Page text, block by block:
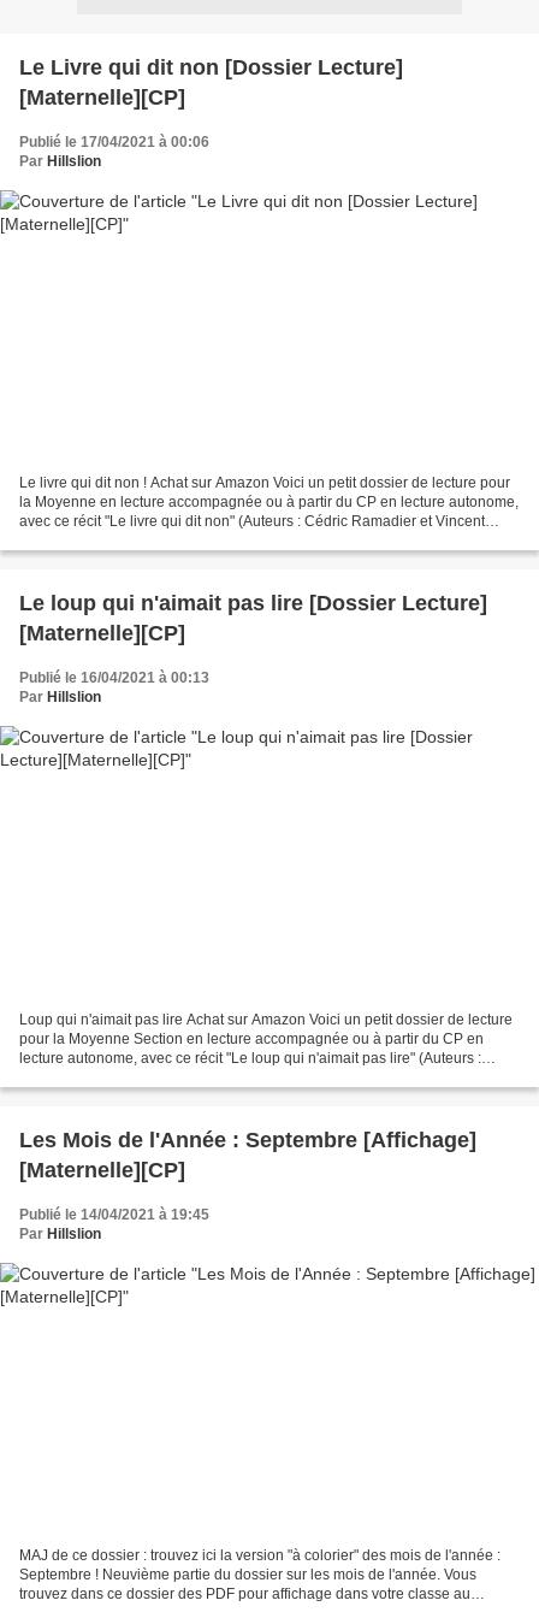
Le Livre qui dit non [Dossier Lecture]
[Maternelle][CP]
Publié le 17/04/2021 à 00:06
Par Hillslion
Le livre qui dit non ! Achat sur Amazon Voici un petit dossier de lecture pour
la Moyenne en lecture accompagnée ou à partir du CP en lecture autonome,
avec ce récit "Le livre qui dit non" (Auteurs : Cédric Ramadier et Vincent
Le loup qui n'aimait pas lire [Dossier Lecture]
[Maternelle][CP]
Publié le 16/04/2021 à 00:13
Par Hillslion
Loup qui n'aimait pas lire Achat sur Amazon Voici un petit dossier de lecture
pour la Moyenne Section en lecture accompagnée ou à partir du CP en
lecture autonome, avec ce récit "Le loup qui n'aimait pas lire" (Auteurs :
Les Mois de l'Année : Septembre [Affichage]
[Maternelle][CP]
Publié le 14/04/2021 à 19:45
Par Hillslion
MAJ de ce dossier : trouvez ici la version "à colorier" des mois de l'année :
Septembre ! Neuvième partie du dossier sur les mois de l'année. Vous
trouvez dans ce dossier des PDF pour affichage dans votre classe au